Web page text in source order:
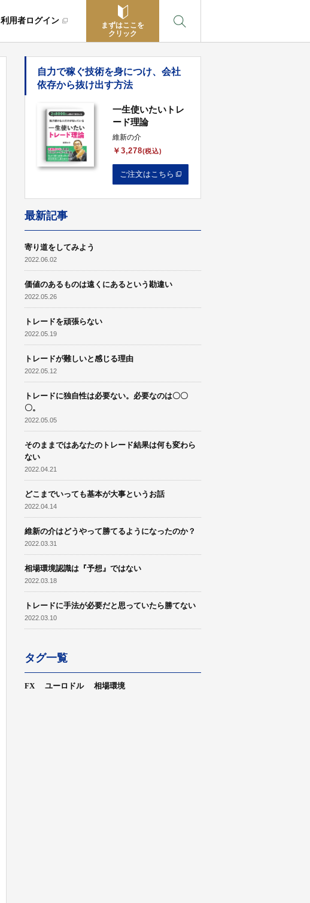
利用者ログイン
まずはここを
クリック
自力で稼ぐ技術を身につけ、会社
依存から抜け出す方法
一生使いたいトレ
ード理論
維新の介
￥3,278(税込)
ご注文はこちら
最新記事
寄り道をしてみよう
2022.06.02
価値のあるものは遠くにあるという勘違い
2022.05.26
トレードを頑張らない
2022.05.19
トレードが難しいと感じる理由
2022.05.12
トレードに独自性は必要ない。必要なのは〇〇
〇。
2022.05.05
そのままではあなたのトレード結果は何も変わら
ない
2022.04.21
どこまでいっても基本が大事というお話
2022.04.14
維新の介はどうやって勝てるようになったのか？
2022.03.31
相場環境認識は『予想』ではない
2022.03.18
トレードに手法が必要だと思っていたら勝てない
2022.03.10
タグ一覧
FX ユーロドル 相場環境